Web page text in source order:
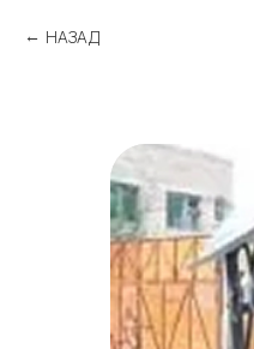
НАЗАД